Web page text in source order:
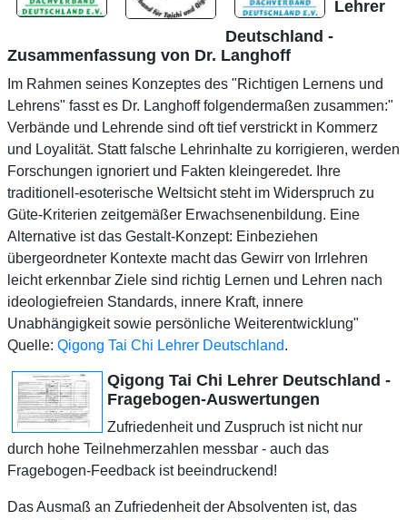
Lehrer
Deutschland -
Zusammenfassung von Dr. Langhoff
Im Rahmen seines Konzeptes des "Richtigen Lernens und
Lehrens" fasst es Dr. Langhoff folgendermaßen zusammen:"
Verbände und Lehrende sind oft tief verstrickt in Kommerz
und Loyalität. Statt falsche Lehrinhalte zu korrigieren, werden
Forschungen ignoriert und Fakten kleingeredet. Ihre
traditionell-esoterische Weltsicht steht im Widerspruch zu
Güte-Kriterien zeitgemäßer Erwachsenenbildung. Eine
Alternative ist das Gestalt-Konzept: Einbeziehen
übergeordneter Kontexte macht das Gewirr von Irrlehren
leicht erkennbar Ziele sind richtig Lernen und Lehren nach
ideologiefreien Standards, innere Kraft, innere
Unabhängigkeit sowie persönliche Weiterentwicklung"
Quelle: Qigong Tai Chi Lehrer Deutschland.
Qigong Tai Chi Lehrer Deutschland -
Fragebogen-Auswertungen
Zufriedenheit und Zuspruch ist nicht nur
durch hohe Teilnehmerzahlen messbar - auch das
Fragebogen-Feedback ist beeindruckend!
Das Ausmaß an Zufriedenheit der Absolventen ist, das